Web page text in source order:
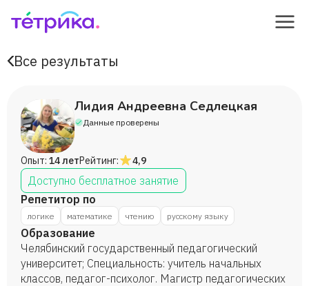
Все результаты
Лидия Андреевна Седлецкая
Данные проверены
Опыт: 14 летРейтинг: 4,9
Доступно бесплатное занятие
Репетитор по
логике математике чтению русскому языку
Образование
Челябинский государственный педагогический
университет; Специальность: учитель начальных
классов, педагог-психолог. Магистр педагогических